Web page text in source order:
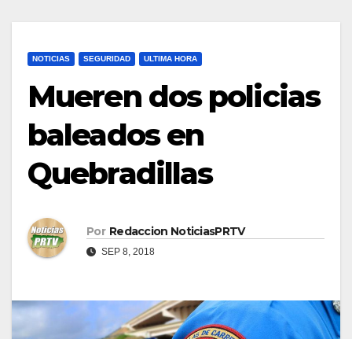
NOTICIAS SEGURIDAD ULTIMA HORA
Mueren dos policias
baleados en
Quebradillas
Por Redaccion NoticiasPRTV
SEP 8, 2018